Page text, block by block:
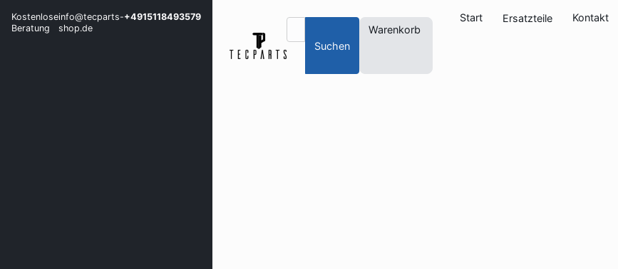
Kostenlose
Beratung
info@tecparts-
shop.de
+4915118493579
Suchen
Warenkorb
Start Ersatzteile Kontakt